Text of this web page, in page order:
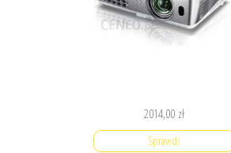
2014,00 zł
Sprawdź